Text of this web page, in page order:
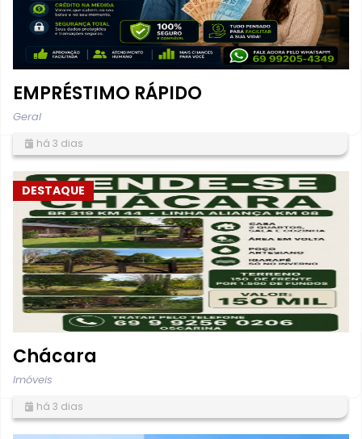
EMPRÉSTIMO RÁPIDO
Geral
há 3 dias
DESTAQUE
Chácara
Imóveis
há 3 dias